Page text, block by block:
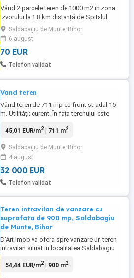
Vând 2 parcele teren de 1000 m2 in zona
Izvorului la 1.8 km distanță de Spitalul
TBC , front la drumul Oradea Saldabagiu
de Munte. Aparține de Paleu.
Saldabagiu de Munte, Bihor
6 august
70 EUR
Telefon validat
Vand teren
Vând teren de 711 mp cu front stradal 15
m. Utilități: curent. În fața terenului este
stradal si teren cedat la primarie pentru
vacanță tip A frame construibil imediat cu
autorizație aprobat.
45,01 EUR/m2| 711 m2
Saldabagiu de Munte, Bihor
4 august
32 000 EUR
Telefon validat
Teren intravilan de vanzare cu
suprafata de 900 mp, Saldabagiu
de Munte, Bihor
D’Art Imob va ofera spre vanzare un teren
intravilan situat in localitatea Saldabagiu
Terenul este situat intr-o zona in continua
54,44 EUR/m2| 900 m2